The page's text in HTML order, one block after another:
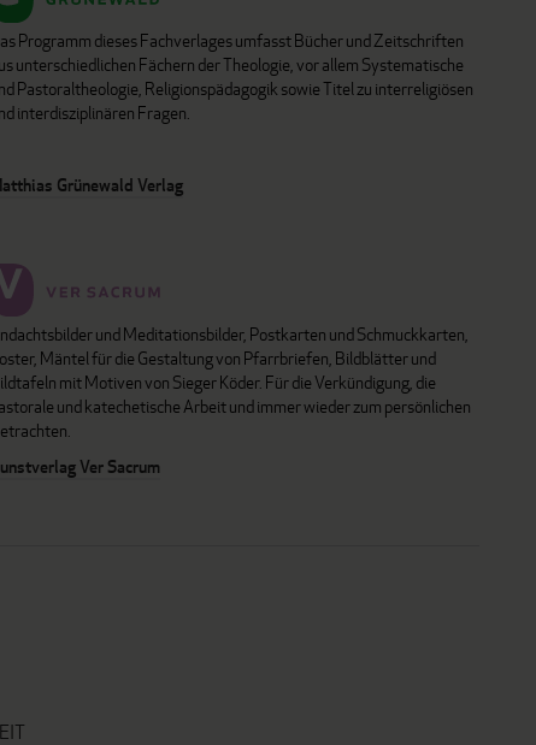
Programm dieses Fachverlages umfasst Bücher und Zeitschriften
unterschiedlichen Fächern der Theologie, vor allem Systematische
Pastoraltheologie, Religionspädagogik sowie Titel zu interreligiösen
interdisziplinären Fragen.
Grünewald Verlag
und Meditationsbilder, Postkarten und Schmuckkarten,
Mäntel für die Gestaltung von Pfarrbriefen, Bildblätter und
mit Motiven von Sieger Köder. Für die Verkündigung, die
und katechetische Arbeit und immer wieder zum persönlichen
Ver Sacrum